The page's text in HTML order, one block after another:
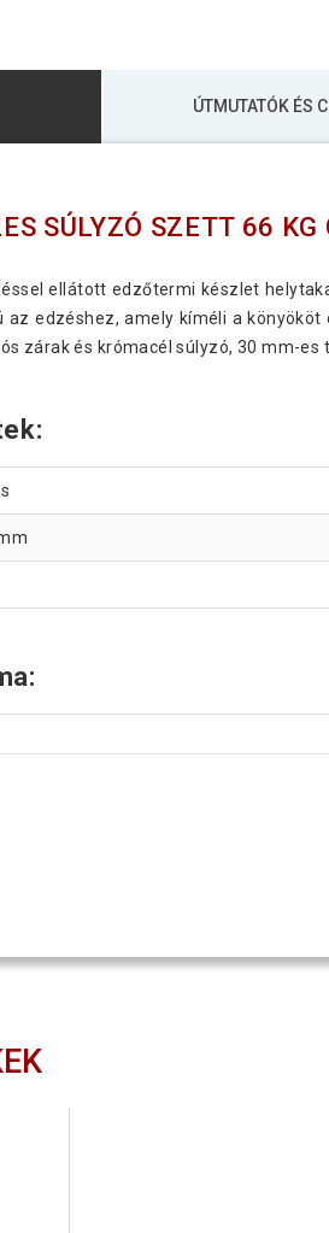
ÚTMUTATÓK ÉS
SÚLYZÓ SZETT 66
ellátott edzőtermi készlet
az edzéshez, amely kíméli a
zárak és krómacél súlyzó, 30 mm-